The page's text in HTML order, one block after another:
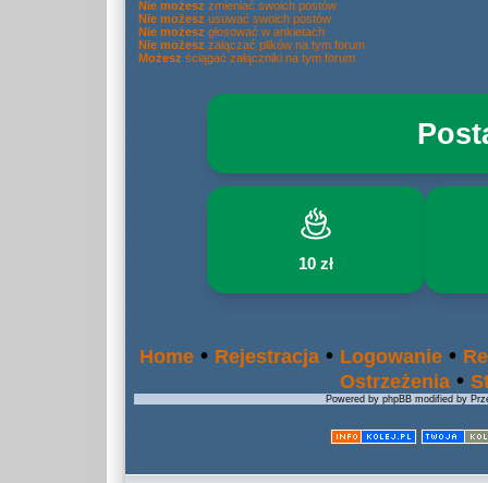
Nie możesz zmieniać swoich postów
Nie możesz usuwać swoich postów
Nie możesz głosować w ankietach
Nie możesz załączać plików na tym forum
Możesz ściągać załączniki na tym forum
10 zł
Home • Rejestracja • Logowanie •
Ostrzeżenia •
Powered by phpBB modified by